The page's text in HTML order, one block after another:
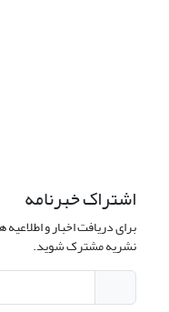
اشتراک خبرنامه
برای دریافت اخبار و
نشریه مشترک شوید.